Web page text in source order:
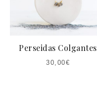
Perseidas Colgantes
30,00€